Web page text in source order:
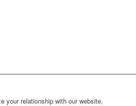
your relationship with our website.